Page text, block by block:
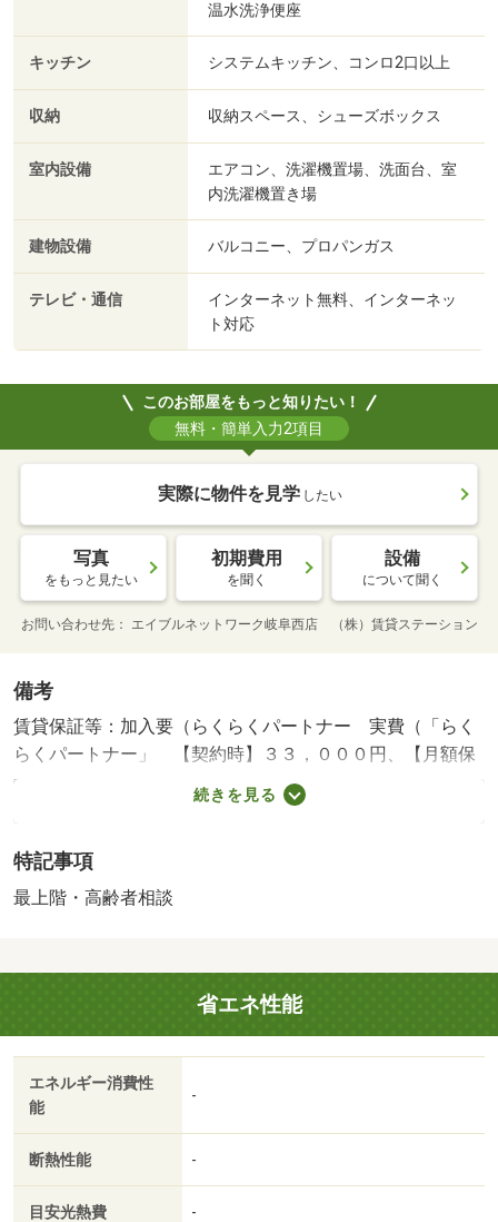
温水洗浄便座
キッチン システムキッチン、コンロ2口以上
収納 収納スペース、シューズボックス
室内設備
エアコン、洗濯機置場、洗面台、室
内洗濯機置き場
建物設備 バルコニー、プロパンガス
テレビ・通信
インターネット無料、インターネッ
ト対応
このお部屋をもっと知りたい！
無料・簡単入力2項目
実際に物件を見学 したい
写真
をもっと見たい
初期費用
を聞く
設備
について聞く
お問い合わせ先 エイブルネットワーク岐阜西店 （株）賃貸ステーション
備考
賃貸保証等：加入要（らくらくパートナー 実費（「らく
らくパートナー」 【契約時】３３，０００円、【月額保
証料】毎月の賃料等の２％））・維持費等：シャーメゾン
ライフ２４１，３２０円／月・町会費６００円／月・積水
緊急時対応受付。/クリーニング 73700円/鍵交換 16500円
続きを見る
特記事項
最上階・高齢者相談
省エネ性能
エネルギー消費性
能
-
断熱性能 -
目安光熱費 -